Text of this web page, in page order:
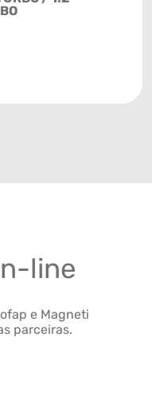
line
e Magneti
parceiras.